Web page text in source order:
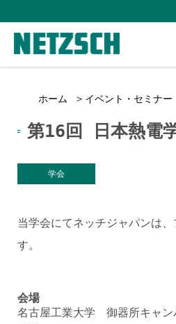
ホーム イベント・セミナー
第16回 日本熱電
学会
当学会にてネッチジャパンは
す。
会場
名古屋工業大学 御器所キャン